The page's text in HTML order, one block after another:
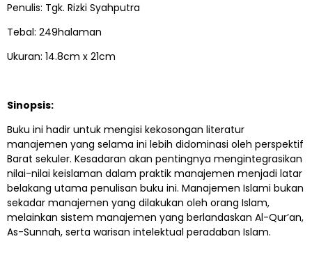
Penulis: Tgk. Rizki Syahputra
Tebal: 249halaman
Ukuran: 14.8cm x 21cm
Sinopsis:
Buku ini hadir untuk mengisi kekosongan literatur
manajemen yang selama ini lebih didominasi oleh perspektif
Barat sekuler. Kesadaran akan pentingnya mengintegrasikan
nilai-nilai keislaman dalam praktik manajemen menjadi latar
belakang utama penulisan buku ini. Manajemen Islami bukan
sekadar manajemen yang dilakukan oleh orang Islam,
melainkan sistem manajemen yang berlandaskan Al-Qur’an,
As-Sunnah, serta warisan intelektual peradaban Islam.